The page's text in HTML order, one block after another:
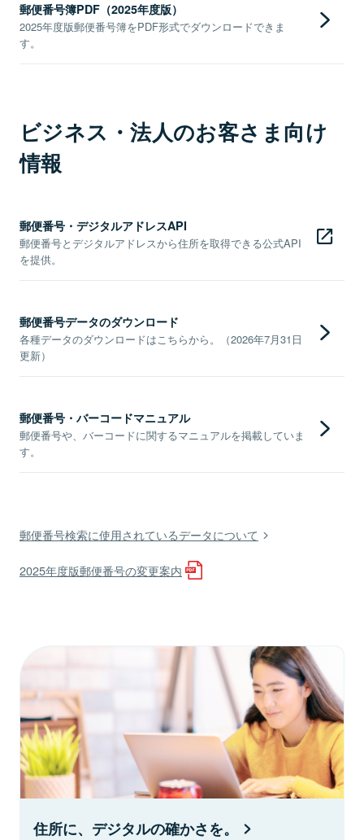
郵便番号簿PDF（2025年度版）
2025年度版郵便番号簿をPDF形式でダウンロードできま
す。
ビジネス・法人のお客さま向け
情報
郵便番号・デジタルアドレスAPI
郵便番号とデジタルアドレスから住所を取得できる公式API
を提供。
郵便番号データのダウンロード
各種データのダウンロードはこちらから。（2026年7月31日
更新）
郵便番号・バーコードマニュアル
郵便番号や、バーコードに関するマニュアルを掲載していま
す。
郵便番号検索に使用されているデータについて
2025年度版郵便番号の変更案内
住所に、デジタルの確かさを。